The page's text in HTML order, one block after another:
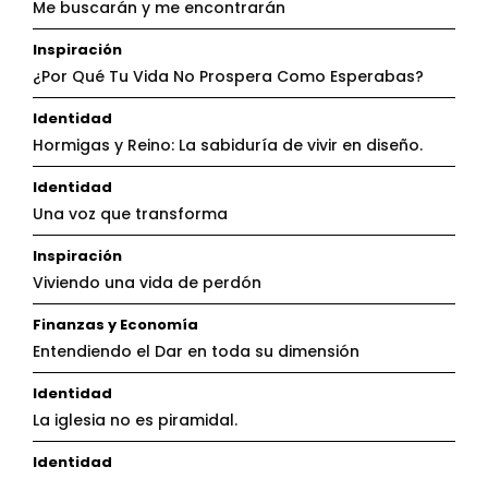
Me buscarán y me encontrarán
Inspiración
¿Por Qué Tu Vida No Prospera Como Esperabas?
Identidad
Hormigas y Reino: La sabiduría de vivir en diseño.
Identidad
Una voz que transforma
Inspiración
Viviendo una vida de perdón
Finanzas y Economía
Entendiendo el Dar en toda su dimensión
Identidad
La iglesia no es piramidal.
Identidad